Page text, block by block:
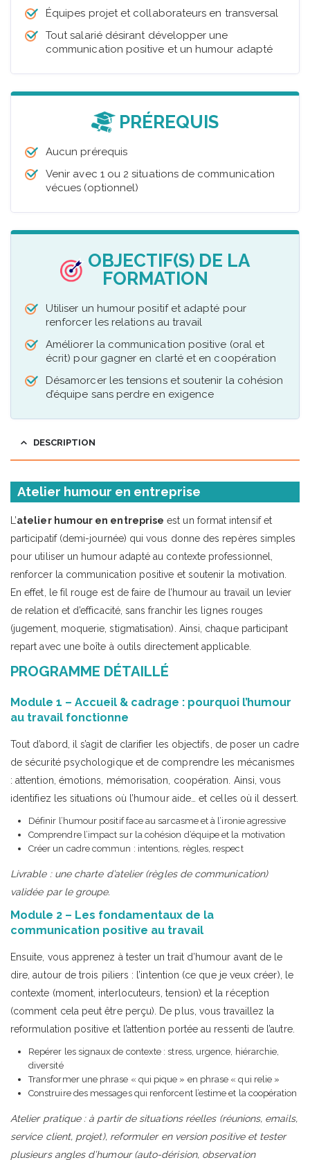
Équipes projet et collaborateurs en transversal
Tout salarié désirant développer une
communication positive et un humour adapté
PRÉREQUIS
Aucun prérequis
Venir avec 1 ou 2 situations de communication
vécues (optionnel)
OBJECTIF(S) DE LA
FORMATION
Utiliser un humour positif et adapté pour
renforcer les relations au travail
Améliorer la communication positive (oral et
écrit) pour gagner en clarté et en coopération
Désamorcer les tensions et soutenir la cohésion
d’équipe sans perdre en exigence
DESCRIPTION
Atelier humour en entreprise
L’atelier humour en entreprise est un format intensif et
participatif (demi-journée) qui vous donne des repères simples
pour utiliser un humour adapté au contexte professionnel,
renforcer la communication positive et soutenir la motivation.
En effet, le fil rouge est de faire de l’humour au travail un levier
de relation et d’efficacité, sans franchir les lignes rouges
(jugement, moquerie, stigmatisation). Ainsi, chaque participant
repart avec une boîte à outils directement applicable.
PROGRAMME DÉTAILLÉ
Module 1 – Accueil & cadrage : pourquoi l’humour
au travail fonctionne
Tout d’abord, il s’agit de clarifier les objectifs, de poser un cadre
de sécurité psychologique et de comprendre les mécanismes
: attention, émotions, mémorisation, coopération. Ainsi, vous
identifiez les situations où l’humour aide… et celles où il dessert.
Définir l’humour positif face au sarcasme et à l’ironie agressive
Comprendre l’impact sur la cohésion d’équipe et la motivation
Créer un cadre commun : intentions, règles, respect
Livrable : une charte d’atelier (règles de communication)
validée par le groupe.
Module 2 – Les fondamentaux de la
communication positive au travail
Ensuite, vous apprenez à tester un trait d’humour avant de le
dire, autour de trois piliers : l’intention (ce que je veux créer), le
contexte (moment, interlocuteurs, tension) et la réception
(comment cela peut être perçu). De plus, vous travaillez la
reformulation positive et l’attention portée au ressenti de l’autre.
Repérer les signaux de contexte : stress, urgence, hiérarchie,
diversité
Transformer une phrase « qui pique » en phrase « qui relie »
Construire des messages qui renforcent l’estime et la coopération
Atelier pratique : à partir de situations réelles (réunions, emails,
service client, projet), reformuler en version positive et tester
plusieurs angles d’humour (auto-dérision, observation